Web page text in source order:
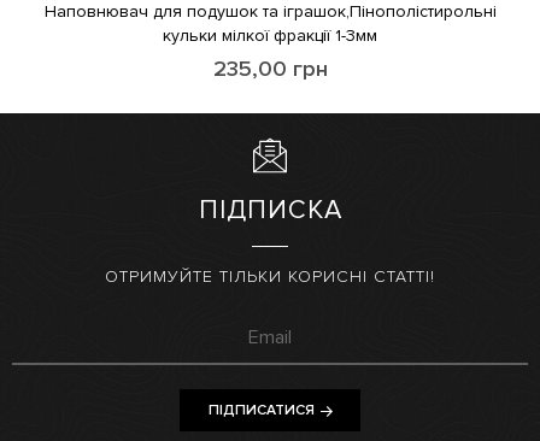
Наповнювач для подушок та іграшок,Пінополістирольні
кульки мілкої фракції 1-3мм
235,00 грн
ПІДПИСКА
ОТРИМУЙТЕ ТІЛЬКИ КОРИСНІ СТАТТІ!
ПІДПИСАТИСЯ